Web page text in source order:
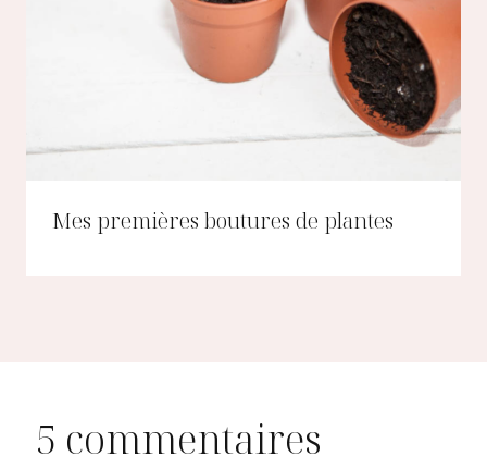
Mes premières boutures de plantes
5 commentaires